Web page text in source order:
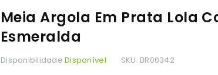
Meia Argola Em Prata Lola
Esmeralda
DisponibilidadeDisponível SKU: BR00342